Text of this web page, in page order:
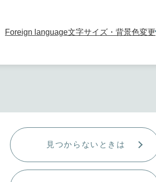
本
Foreign language文字サイズ・背景色変更
見つからないときは